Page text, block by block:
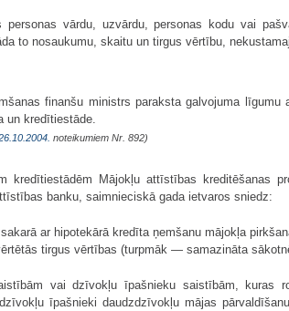
vārdu, uzvārdu, personas kodu vai
to nosaukumu, skaitu un tirgus vērtību,
finanšu ministrs paraksta galvojuma
un kredītiestāde.
noteikumiem Nr. 892)
kredītiestādēm Mājokļu attīstības kreditēšanas
banku, saimnieciskā gada ietvaros sniedz:
ar hipotekārā kredīta ņemšanu mājokļa
tirgus vērtības (turpmāk — samazināta
vai dzīvokļu īpašnieku saistībām, kuras
īpašnieki daudzdzīvokļu mājas